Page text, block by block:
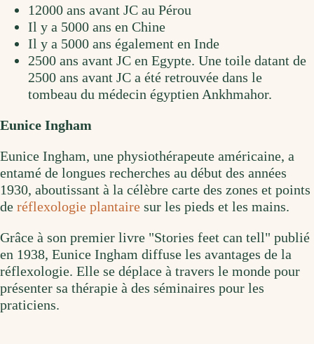
12000 ans avant JC au Pérou
Il y a 5000 ans en Chine
Il y a 5000 ans également en Inde
2500 ans avant JC en Egypte. Une toile datant de
2500 ans avant JC a été retrouvée dans le
tombeau du médecin égyptien Ankhmahor.
Eunice Ingham
Eunice Ingham, une physiothérapeute américaine, a
entamé de longues recherches au début des années
1930, aboutissant à la célèbre carte des zones et points
de réflexologie plantaire sur les pieds et les mains.
Grâce à son premier livre "Stories feet can tell" publié
en 1938, Eunice Ingham diffuse les avantages de la
réflexologie. Elle se déplace à travers le monde pour
présenter sa thérapie à des séminaires pour les
praticiens.